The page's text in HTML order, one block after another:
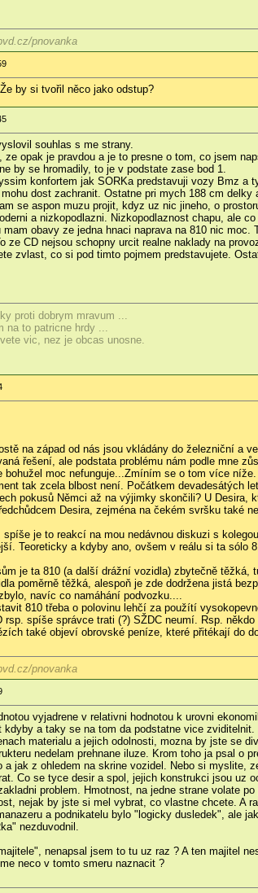
pnovanka
by si tvořil něco jako odstup?
souhlas s me strany.
opak je pravdou a je to presne o tom, co jsem
by se hromadily, to je v podstate zase bod 1.
konfortem jak SORKa predstavuji vozy Bmz
dost zachranit. Ostatne pri mych 188 cm
se aspon muzu projit, kdyz uz nic jineho, o
a nizkopodlazni. Nizkopodlaznost chapu, ale
obavy ze jedna hnaci naprava na 810 nic
ze CD nejsou schopny urcit realne naklady na
zvlast, co si pod timto pojmem predstavujete.
proti dobrym mravum ...
na to patricne hrdy ...
vic, nez je obcas unosne.
na západ od nás jsou vkládány do železniční a
řešení, ale podstata problému nám podle mne
moc nefunguje...Zmíním se o tom více níže.
tak zcela blbost není. Počátkem devadesátých
pokusů Němci až na výjimky skončili? U
Desira, zejména na čekém svršku
je to reakcí na mou nedávnou diskuzi s
Teoreticky a kdyby ano, ovšem v reálu si ta
je ta 810 (a další drážní vozidla) zbytečně
poměrně těžká, alespoň je zde dodržena jistá
navíc co namáhání podvozku....
810 třeba o polovinu lehčí za použítí
spíše správce trati (?) SŽDC neumí. Rsp.
také objeví obrovské peníze, které přitékají do
pnovanka
vyjadrene v relativni hodnotou k urovni
a taky se na tom da podstatne vice zviditelnit.
materialu a jejich odolnosti, mozna by jste se
nedelam prehnane iluze. Krom toho ja psal
jak z ohledem na skrine vozidel. Nebo si
Co se tyce desir a spol, jejich konstrukci jsou uz
problem. Hmotnost, na jedne strane volate
nejak by jste si mel vybrat, co vlastne chcete.
a podnikatelu bylo "logicky dusledek", ale
nezduvodnil.
nenapsal jsem to tu uz raz ? A ten majitel
neco v tomto smeru naznacit ?